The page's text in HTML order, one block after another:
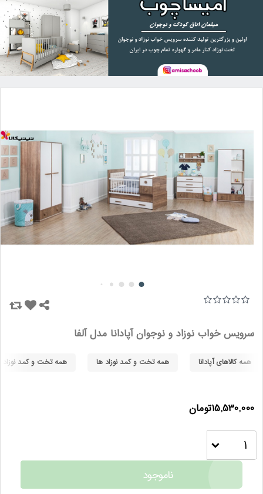
سرویس خواب نوزاد و نوجوان آپادانا مدل آلفا
همه کالاهای آپادانا همه تخت و کمد نوزاد ها همه تخت و کمد نوزاد
15,530,000تومان
ناموجود